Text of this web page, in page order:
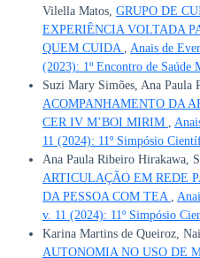
Vilella Matos, GRUPO DE
EXPERIÊNCIA VOLTADA
QUEM CUIDA
Anais de
(2023): 1º Encontro de Saúde
Suzi Mary Simões, Ana Paula
ACOMPANHAMENTO DA
CER IV M’BOI MIRIM
11 (2024): 11º Simpósio
Ana Paula Ribeiro Hirakawa,
ARTICULAÇÃO EM REDE
DA PESSOA COM TEA
v. 11 (2024): 11º Simpósio
Karina Martins de Queiroz,
AUTONOMIA NO USO DE